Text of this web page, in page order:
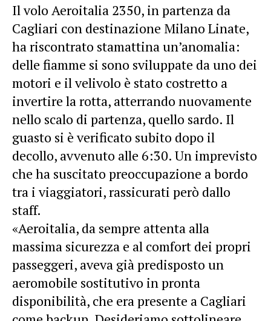
Il volo Aeroitalia 2350, in partenza da
Cagliari con destinazione Milano Linate,
ha riscontrato stamattina un’anomalia:
delle fiamme si sono sviluppate da uno dei
motori e il velivolo è stato costretto a
invertire la rotta, atterrando nuovamente
nello scalo di partenza, quello sardo. Il
guasto si è verificato subito dopo il
decollo, avvenuto alle 6:30. Un imprevisto
che ha suscitato preoccupazione a bordo
tra i viaggiatori, rassicurati però dallo
staff.
«Aeroitalia, da sempre attenta alla
massima sicurezza e al comfort dei propri
passeggeri, aveva già predisposto un
aeromobile sostitutivo in pronta
disponibilità, che era presente a Cagliari